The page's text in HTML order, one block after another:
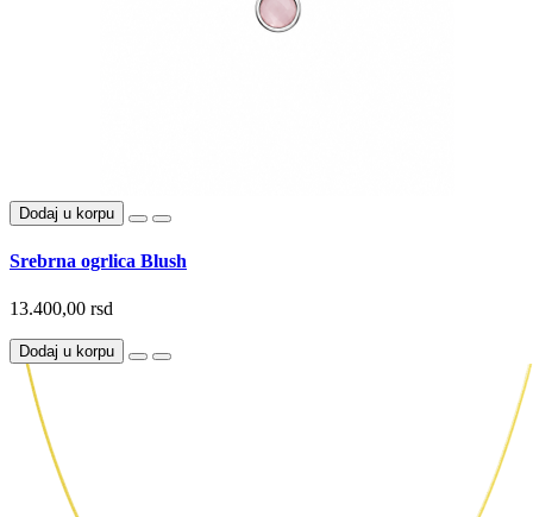
Dodaj u korpu
Srebrna ogrlica Blush
13.400,00 rsd
Dodaj u korpu